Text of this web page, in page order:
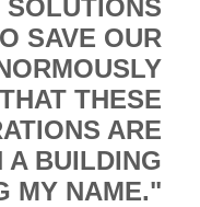
SAVE OUR
THESE
ARE
A BUILDING
MY NAME."